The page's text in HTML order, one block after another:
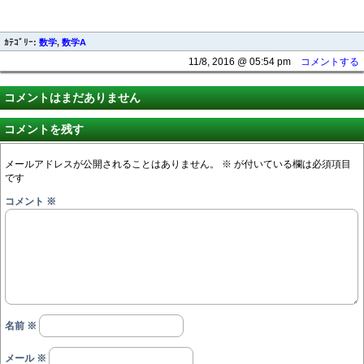
ｶﾃｺﾞﾘｰ: 数学, 数学A
11/8, 2016 @ 05:54 pm コメントする
コメントはまだありません
コメントを残す
メールアドレスが公開されることはありません。 ※ が付いている欄は必須項目
です
コメント ※
名前 ※
メール ※